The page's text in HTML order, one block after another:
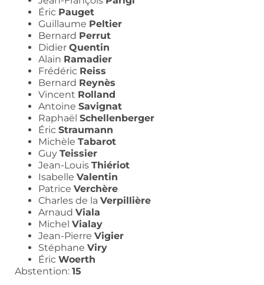
Éric Pauget
Guillaume Peltier
Bernard Perrut
Didier Quentin
Alain Ramadier
Frédéric Reiss
Bernard Reynès
Vincent Rolland
Antoine Savignat
Raphaël Schellenberger
Éric Straumann
Michèle Tabarot
Guy Teissier
Jean-Louis Thiériot
Isabelle Valentin
Patrice Verchère
Charles de la Verpillière
Arnaud Viala
Michel Vialay
Jean-Pierre Vigier
Stéphane Viry
Éric Woerth
Abstention: 15